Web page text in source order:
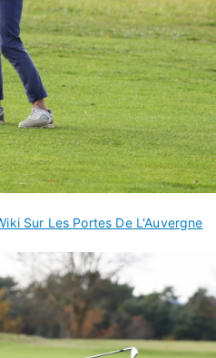
Sur Les Portes De L'Auvergne